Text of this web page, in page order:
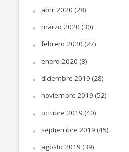
abril 2020 (28)
marzo 2020 (30)
febrero 2020 (27)
enero 2020 (8)
diciembre 2019 (28)
noviembre 2019 (52)
octubre 2019 (40)
septiembre 2019 (45)
agosto 2019 (39)